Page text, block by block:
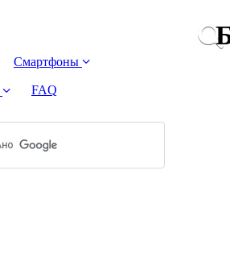
Смартфоны
FAQ